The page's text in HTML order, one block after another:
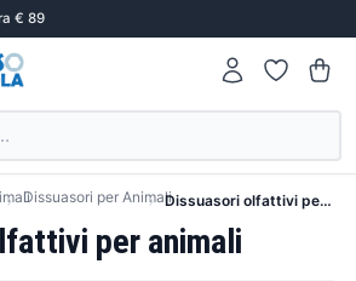
€ 89
Dissuasori per Animali Dissuasori olfattivi per animali
per animali